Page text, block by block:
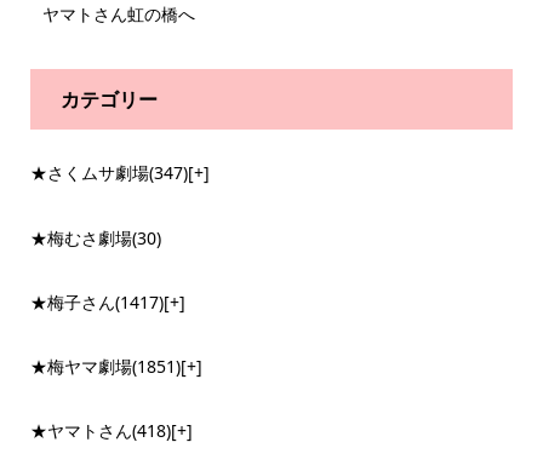
ヤマトさん虹の橋へ
カテゴリー
★さくムサ劇場(347)[+]
★梅むさ劇場(30)
★梅子さん(1417)[+]
★梅ヤマ劇場(1851)[+]
★ヤマトさん(418)[+]